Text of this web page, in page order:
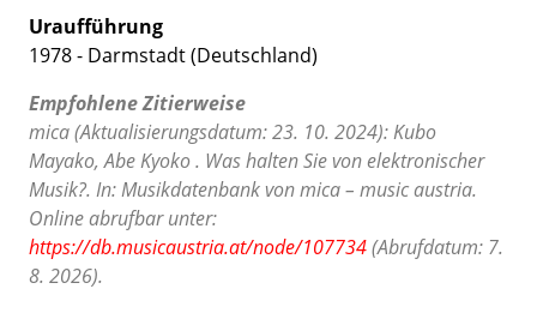
Uraufführung
1978 - Darmstadt (Deutschland)
Empfohlene Zitierweise
mica (Aktualisierungsdatum: 23. 10. 2024): Kubo
Mayako, Abe Kyoko . Was halten Sie von elektronischer
Musik?. In: Musikdatenbank von mica – music austria.
Online abrufbar unter:
https://db.musicaustria.at/node/107734(Abrufdatum: 7.
8. 2026).